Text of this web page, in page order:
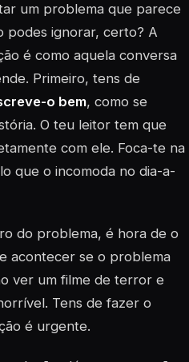
um problema que parece
podes ignorar, certo? A
é como aquela conversa
Primeiro, tens de
o bem, como se
O teu leitor tem que
com ele. Foca-te na
que o incomoda no dia-a-
do problema, é hora de o
acontecer se o problema
ver um filme de terror e
Tens de fazer o
é urgente.